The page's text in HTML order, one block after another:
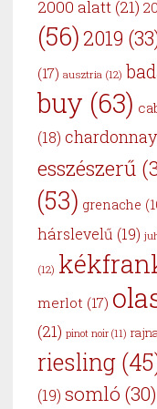
2000 alatt (21)
(56)2019
(17) ausztria (12)
buy (63)
(18) chardonnay
esszészerű
(53) grenache
hárslevelű (19)
(12)
merlot (17)
(21) pinot noir (11)
riesling
(19) somló (30)